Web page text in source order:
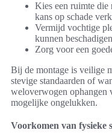
Kies een ruimte die
kans op schade
Vermijd vochtige
kunnen
Zorg voor een
Bij de montage is veilige
stevige standaarden of
weloverwogen ophangen
mogelijke ongelukken.
Voorkomen van fysieke